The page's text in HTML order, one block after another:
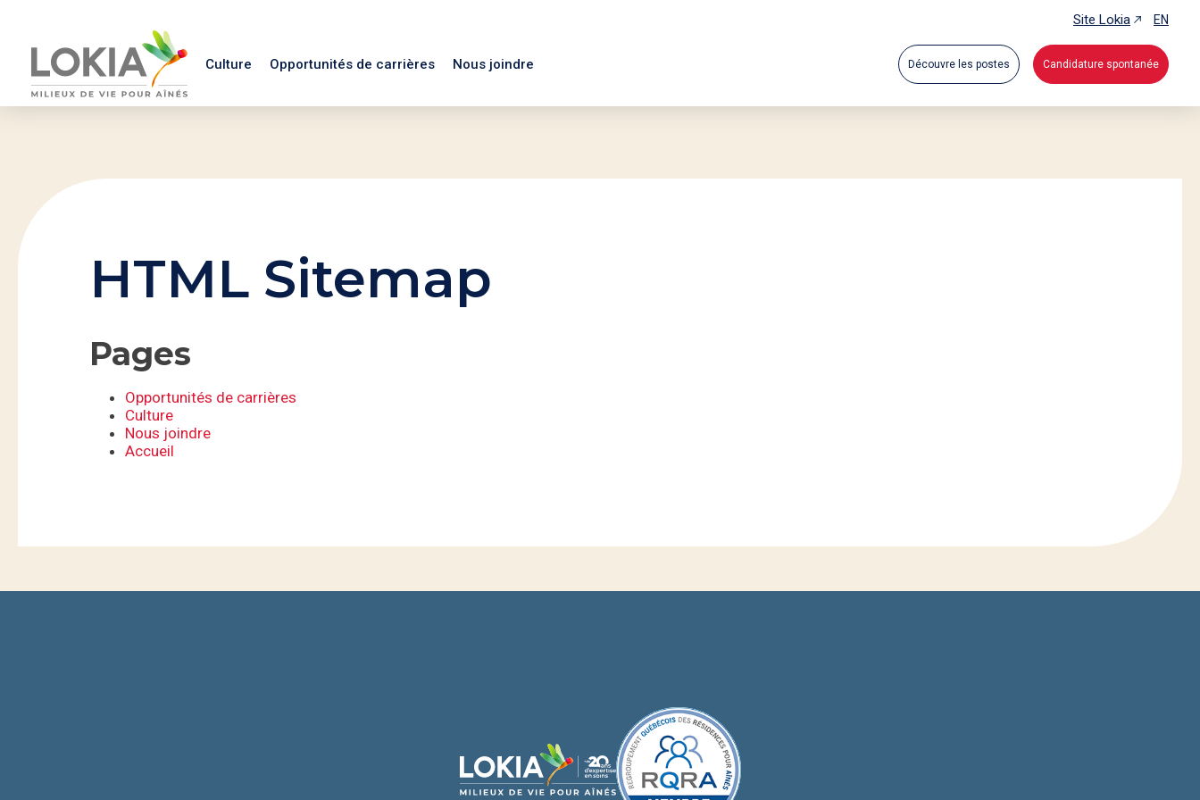
Site Lokia EN
Culture Opportunités de carrières Nous joindre Découvre les postes Candidature spontanée
HTML Sitemap
Pages
Opportunités de carrières
Culture
Nous joindre
Accueil